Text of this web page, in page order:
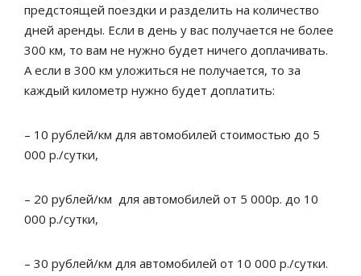
предстоящей поездки и разделить на количество
дней аренды. Если в день у вас получается не более
300 км, то вам не нужно будет ничего доплачивать.
А если в 300 км уложиться не получается, то за
каждый километр нужно будет доплатить:
– 10 рублей/км для автомобилей стоимостью до 5
000 р./сутки,
– 20 рублей/км для автомобилей от 5 000р. до 10
000 р./сутки,
– 30 рублей/км для автомобилей от 10 000 р./сутки.